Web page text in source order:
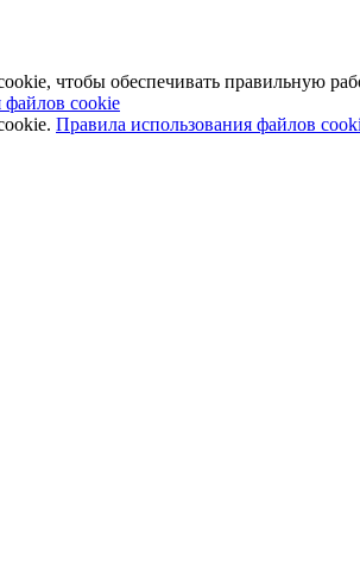
чтобы обеспечивать правильную
файлов cookie
Правила использования файлов